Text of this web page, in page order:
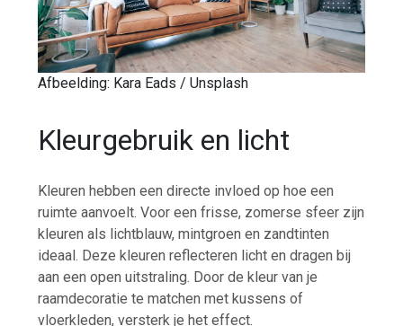
Afbeelding: Kara Eads / Unsplash
Kleurgebruik en licht
Kleuren hebben een directe invloed op hoe een
ruimte aanvoelt. Voor een frisse, zomerse sfeer zijn
kleuren als lichtblauw, mintgroen en zandtinten
ideaal. Deze kleuren reflecteren licht en dragen bij
aan een open uitstraling. Door de kleur van je
raamdecoratie te matchen met kussens of
vloerkleden, versterk je het effect.